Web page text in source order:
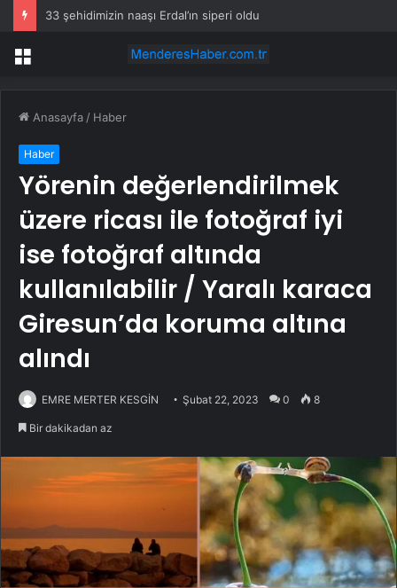
33 şehidimizin naaşı Erdal’ın siperi oldu
Menü
Anasayfa / Haber
Haber
Yörenin değerlendirilmek
üzere ricası ile fotoğraf iyi
ise fotoğraf altında
kullanılabilir / Yaralı karaca
Giresun’da koruma altına
alındı
EMRE MERTER KESGİN Şubat 22, 2023 0 8
Bir dakikadan az